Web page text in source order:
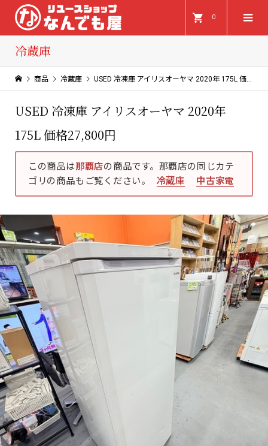
0
冷蔵庫
商品 冷蔵庫 USED 冷凍庫 アイリスオーヤマ 2020年 175L 価格27,800円
USED 冷凍庫 アイリスオーヤマ 2020年
175L 価格27,800円
この商品は那覇店の商品です。那覇店の同じカテ
ゴリの商品もご覧ください。
冷蔵庫 中古家電